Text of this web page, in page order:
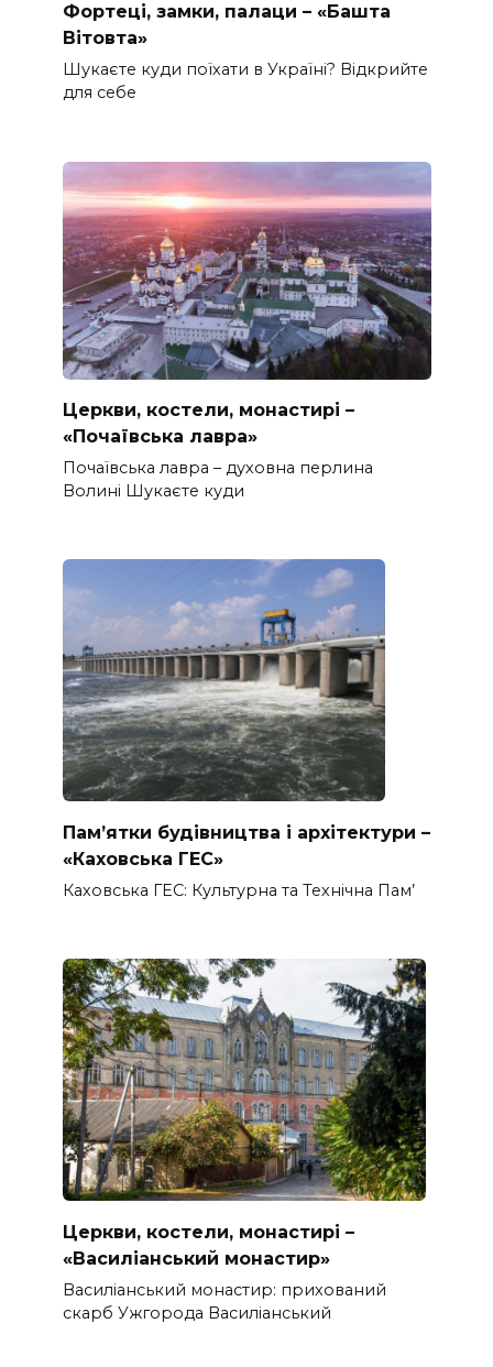
Фортеці, замки, палаци – «Башта
Вітовта»
Шукаєте куди поїхати в Україні? Відкрийте
для себе
Церкви, костели, монастирі –
«Почаївська лавра»
Почаївська лавра – духовна перлина
Волині Шукаєте куди
Пам’ятки будівництва і архітектури –
«Каховська ГЕС»
Каховська ГЕС: Культурна та Технічна Пам’
Церкви, костели, монастирі –
«Василіанський монастир»
Василіанський монастир: прихований
скарб Ужгорода Василіанський